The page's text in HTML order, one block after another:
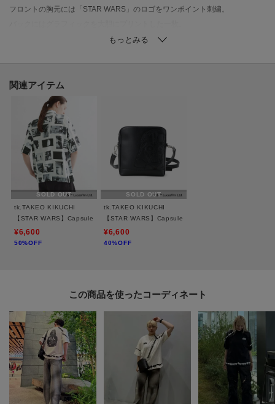
フロントの胸元には「STAR WARS」のロゴをワンポイント刺繍。
カラーによってデザインが異なります。
ブラック（019）：『スター・ウォーズ／ファントム・メナス（エピソード
1）』の映画ビジュアルをプリント
ブラックのフロント刺繍ロゴは蓄光糸を使用しており、暗闇で光ります。
【推奨サイズ】
02サイズ（M）：165～175cm
03サイズ（L）：170～180cm
※標準体型を基にした目安になります。
－ BRAND CONCEPT －
【気になる商品はお気に入り登録をおススメ】
▼商品のお気に入り登録
完売しているカラーの再入荷通知や、ラスト1点、セールの通知をお知らせい
たします。
▼ブランドのお気に入り登録
新商品や再入荷など、いち早くブランドの情報を受け取ることができます。
関連アイテム
SOLD OUT
tk.TAKEO KIKUCHI
【STAR WARS】Capsule Collection 2WAY半袖シャツ
¥6,600
50%OFF
SOLD OUT
tk.TAKEO KIKUCHI
【STAR WARS】Capsule Collection アオリミニショル
¥6,600
40%OFF
この商品を使った